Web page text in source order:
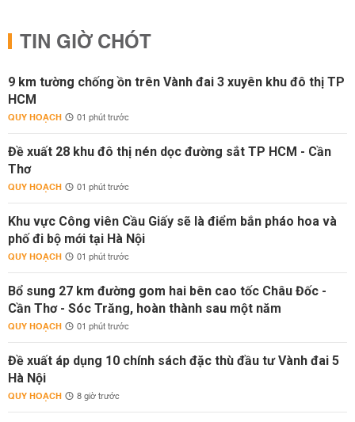
TIN GIỜ CHÓT
9 km tường chống ồn trên Vành đai 3 xuyên khu đô thị TP
HCM
QUY HOẠCH 01 phút trước
Đề xuất 28 khu đô thị nén dọc đường sắt TP HCM - Cần
Thơ
QUY HOẠCH 01 phút trước
Khu vực Công viên Cầu Giấy sẽ là điểm bắn pháo hoa và
phố đi bộ mới tại Hà Nội
QUY HOẠCH 01 phút trước
Bổ sung 27 km đường gom hai bên cao tốc Châu Đốc -
Cần Thơ - Sóc Trăng, hoàn thành sau một năm
QUY HOẠCH 01 phút trước
Đề xuất áp dụng 10 chính sách đặc thù đầu tư Vành đai 5
Hà Nội
QUY HOẠCH 8 giờ trước